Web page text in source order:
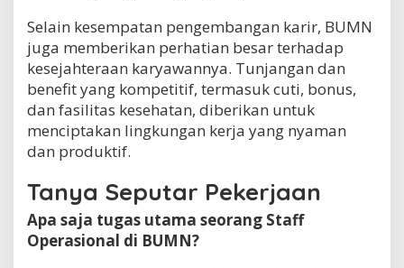
Selain kesempatan pengembangan karir, BUMN
juga memberikan perhatian besar terhadap
kesejahteraan karyawannya. Tunjangan dan
benefit yang kompetitif, termasuk cuti, bonus,
dan fasilitas kesehatan, diberikan untuk
menciptakan lingkungan kerja yang nyaman
dan produktif.
Tanya Seputar Pekerjaan
Apa saja tugas utama seorang Staff
Operasional di BUMN?